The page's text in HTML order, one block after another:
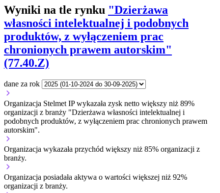
Wyniki na tle rynku "Dzierżawa
własności intelektualnej i podobnych
produktów, z wyłączeniem prac
chronionych prawem autorskim"
(77.40.Z)
dane za rok
Organizacja Stelmet IP wykazała zysk netto większy niż 89%
organizacji z branży "Dzierżawa własności intelektualnej i
podobnych produktów, z wyłączeniem prac chronionych prawem
autorskim".
Organizacja wykazała przychód większy niż 85% organizacji z
branży.
Organizacja posiadała aktywa o wartości większej niż 92%
organizacji z branży.